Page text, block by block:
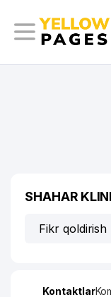
SHAHAR
Fikr qoldirish
Kontaktlar